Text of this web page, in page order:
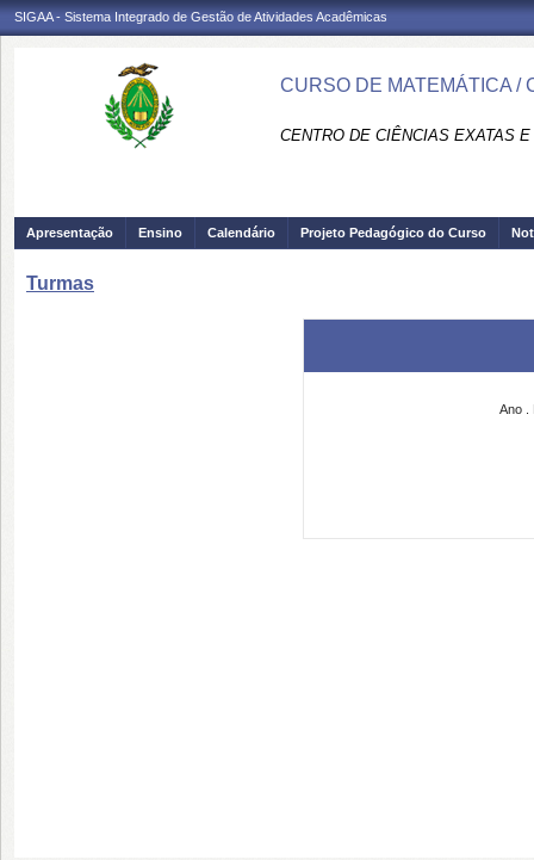
SIGAA - Sistema Integrado de Gestão de Atividades Acadêmicas
CURSO DE MATEMÁTICA /
CENTRO DE CIÊNCIAS EXATAS
Apresentação Ensino Calendário Projeto Pedagógico do Curso
Turmas
Ano